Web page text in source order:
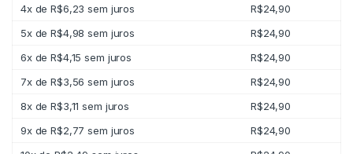
4x deR$6,23 sem juros R$24,90
5x deR$4,98 sem juros R$24,90
6x deR$4,15 sem juros R$24,90
7x deR$3,56 sem juros R$24,90
8x deR$3,11 sem juros R$24,90
9x deR$2,77 sem juros R$24,90